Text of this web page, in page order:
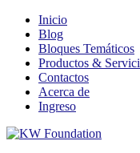
Inicio
Blog
Bloques Temáticos
Productos &
Contactos
Acerca de
Ingreso